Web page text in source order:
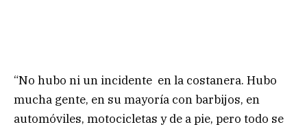
“No hubo ni un incidente en la costanera. Hubo
mucha gente, en su mayoría con barbijos, en
automóviles, motocicletas y de a pie, pero todo se